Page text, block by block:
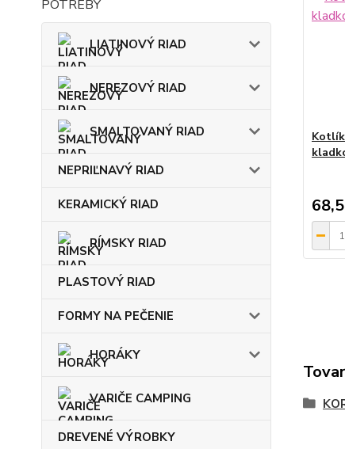
LIATINOVÝ RIAD
NEREZOVÝ RIAD
SMALTOVANÝ RIAD
NEPRIĽNAVÝ RIAD
KERAMICKÝ RIAD
RÍMSKY RIAD
PLASTOVÝ RIAD
FORMY NA PEČENIE
HORÁKY
VARIČE CAMPING
DREVENÉ VÝROBKY